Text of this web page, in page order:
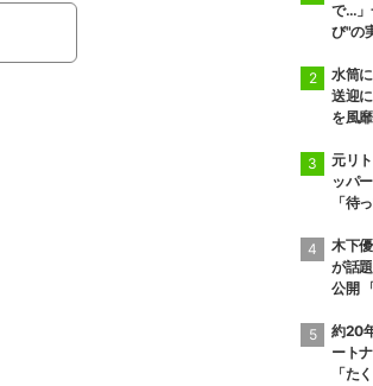
で…」
び"の
水筒
送迎
を風
元リ
ッパ
「待
木下
が話
公開
ぎる
約20
ート
「た